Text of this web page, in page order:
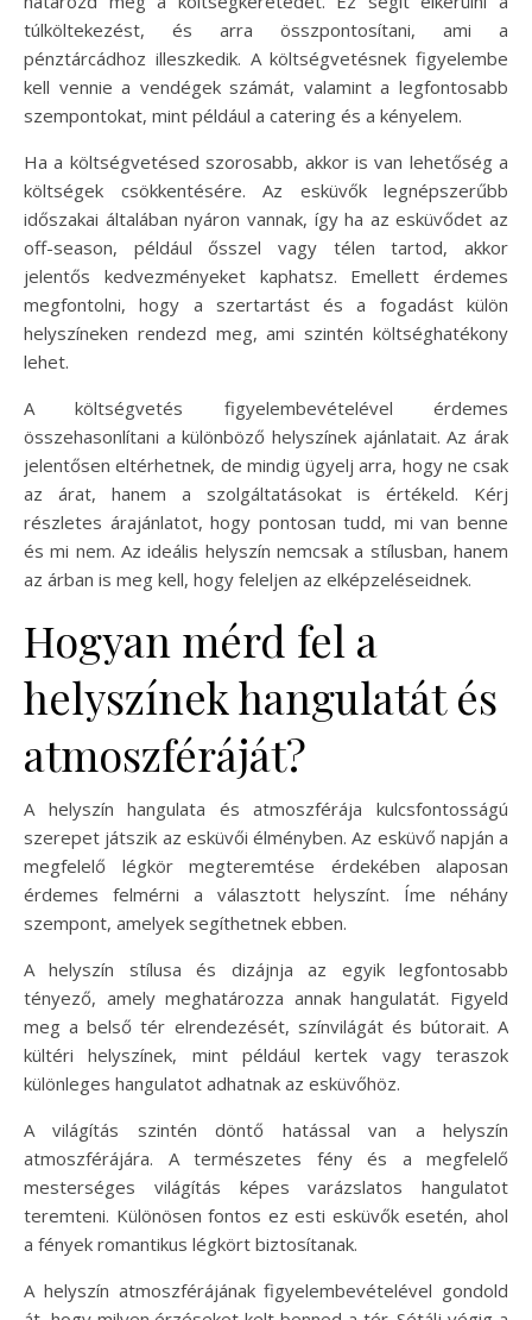
túlköltekezést, és arra összpontosítani, ami a
pénztárcádhoz illeszkedik. A költségvetésnek figyelembe
kell vennie a vendégek számát, valamint a legfontosabb
szempontokat, mint például a catering és a kényelem.
Ha a költségvetésed szorosabb, akkor is van lehetőség a
költségek csökkentésére. Az esküvők legnépszerűbb
időszakai általában nyáron vannak, így ha az esküvődet az
off-season, például ősszel vagy télen tartod, akkor
jelentős kedvezményeket kaphatsz. Emellett érdemes
megfontolni, hogy a szertartást és a fogadást külön
helyszíneken rendezd meg, ami szintén költséghatékony
lehet.
A költségvetés figyelembevételével érdemes
összehasonlítani a különböző helyszínek ajánlatait. Az árak
jelentősen eltérhetnek, de mindig ügyelj arra, hogy ne csak
az árat, hanem a szolgáltatásokat is értékeld. Kérj
részletes árajánlatot, hogy pontosan tudd, mi van benne
és mi nem. Az ideális helyszín nemcsak a stílusban, hanem
az árban is meg kell, hogy feleljen az elképzeléseidnek.
Hogyan mérd fel a
helyszínek hangulatát és
atmoszféráját?
A helyszín hangulata és atmoszférája kulcsfontosságú
szerepet játszik az esküvői élményben. Az esküvő napján a
megfelelő légkör megteremtése érdekében alaposan
érdemes felmérni a választott helyszínt. Íme néhány
szempont, amelyek segíthetnek ebben.
A helyszín stílusa és dizájnja az egyik legfontosabb
tényező, amely meghatározza annak hangulatát. Figyeld
meg a belső tér elrendezését, színvilágát és bútorait. A
kültéri helyszínek, mint például kertek vagy teraszok
különleges hangulatot adhatnak az esküvőhöz.
A világítás szintén döntő hatással van a helyszín
atmoszférájára. A természetes fény és a megfelelő
mesterséges világítás képes varázslatos hangulatot
teremteni. Különösen fontos ez esti esküvők esetén, ahol
a fények romantikus légkört biztosítanak.
A helyszín atmoszférájának figyelembevételével gondold